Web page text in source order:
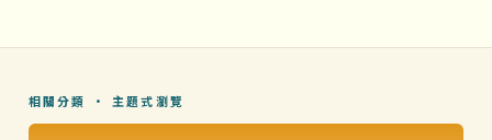
相關分類 · 主題式瀏覽